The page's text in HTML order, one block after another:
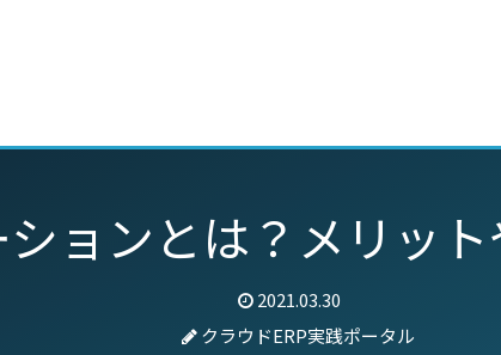
ョンとは？メリッ
2021.03.30
クラウドERP実践ポータル